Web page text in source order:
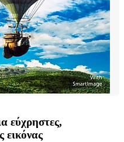
εύχρηστες,
εικόνας